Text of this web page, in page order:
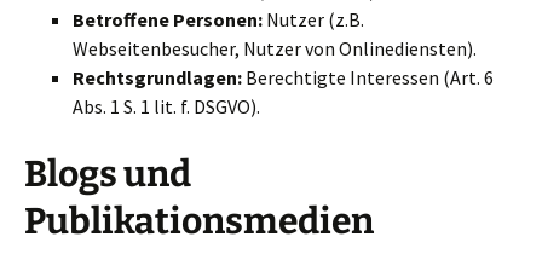
Betroffene Personen: Nutzer (z.B.
Webseitenbesucher, Nutzer von Onlinediensten).
Rechtsgrundlagen: Berechtigte Interessen (Art. 6
Abs. 1 S. 1 lit. f. DSGVO).
Blogs und
Publikationsmedien